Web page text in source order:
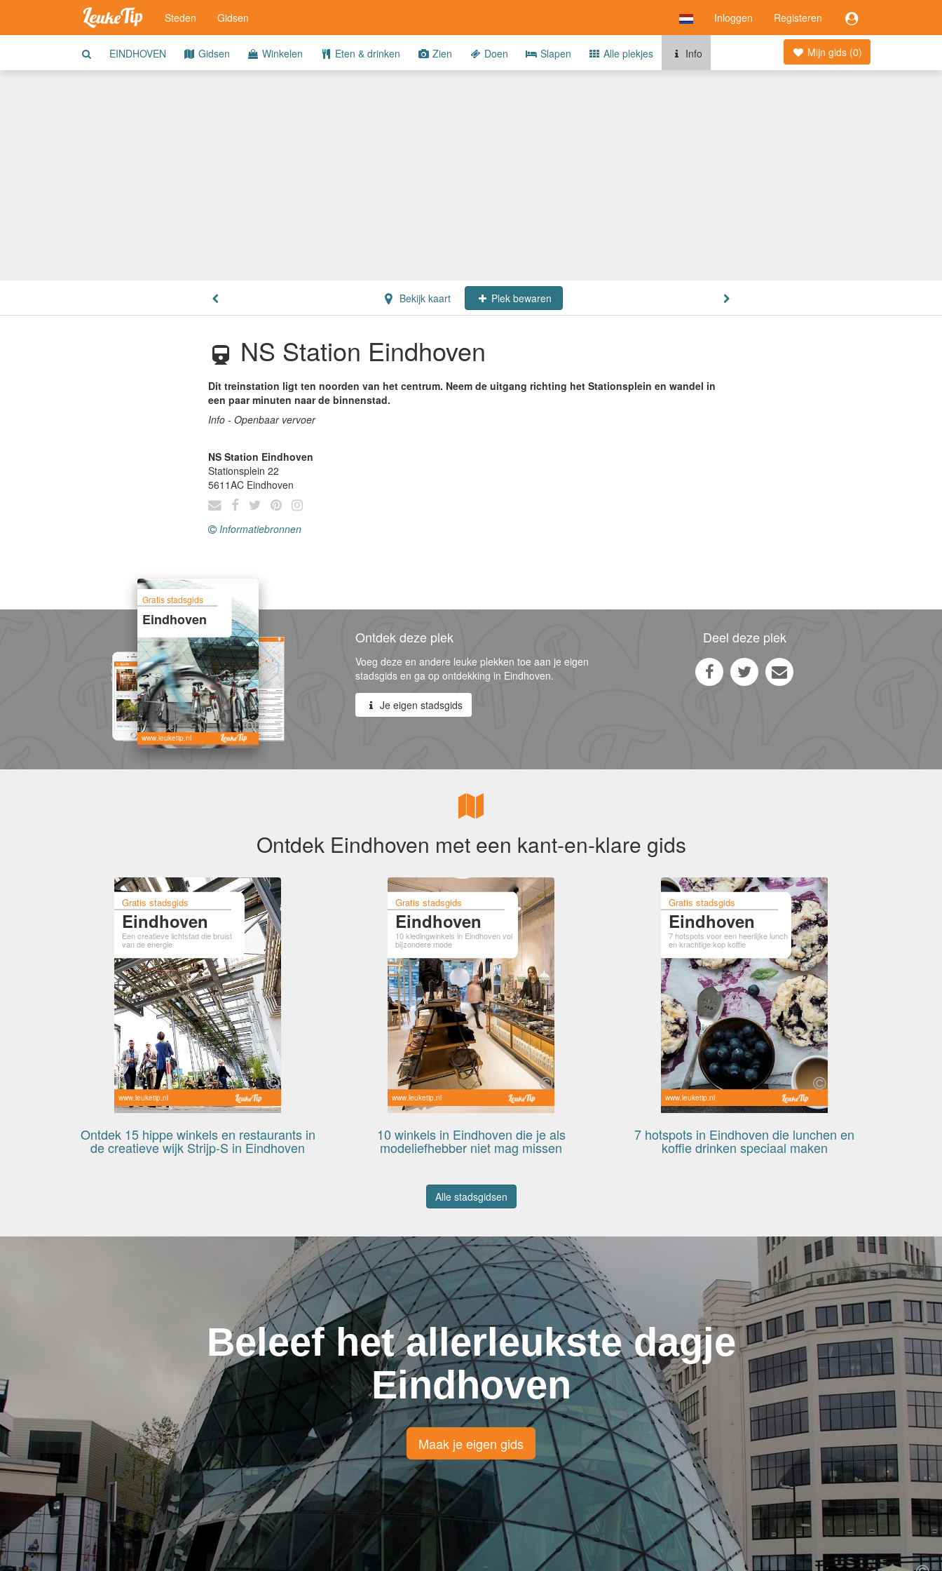
Inloggen Registeren
Steden Gidsen
Mijn gids (0)
EINDHOVEN Gidsen Winkelen Eten & drinken Zien Doen Slapen Alle plekjes Info
Bekijk kaart Plek bewaren
NS Station Eindhoven
Dit treinstation ligt ten noorden van het centrum. Neem de uitgang richting het Stationsplein en wandel in
een paar minuten naar de binnenstad.
Info - Openbaar vervoer
NS Station Eindhoven
Stationsplein 22
5611AC Eindhoven
Informatiebronnen
Gratis stadsgids
Eindhoven
www.leuketip.nl
Ontdek deze plek
Voeg deze en andere leuke plekken toe aan je eigen
stadsgids en ga op ontdekking in Eindhoven.
Je eigen stadsgids
Deel deze plek
Ontdek Eindhoven met een kant-en-klare gids
Gratis stadsgids
Eindhoven
Een creatieve lichtstad die bruist
van de energie
www.leuketip.nl
Ontdek 15 hippe winkels en restaurants in
de creatieve wijk Strijp-S in Eindhoven
Gratis stadsgids
Eindhoven
10 kledingwinkels in Eindhoven vol
bijzondere mode
www.leuketip.nl
10 winkels in Eindhoven die je als
modeliefhebber niet mag missen
Gratis stadsgids
Eindhoven
7 hotspots voor een heerlijke lunch
en krachtige kop koffie
www.leuketip.nl
7 hotspots in Eindhoven die lunchen en
koffie drinken speciaal maken
Alle stadsgidsen
Beleef het allerleukste dagje
Eindhoven
Maak je eigen gids